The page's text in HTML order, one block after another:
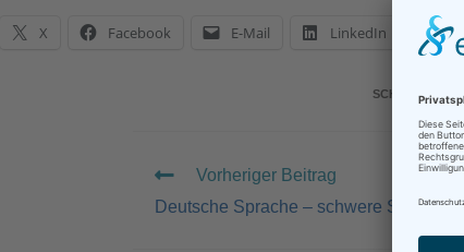
X Facebook E-Mail LinkedIn
Vorheriger Beitrag
Deutsche Sprache – schwere Sprache